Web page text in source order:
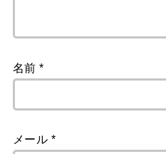
名前*
メール *